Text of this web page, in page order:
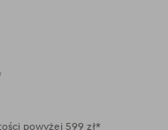
powyżej 599 zł*